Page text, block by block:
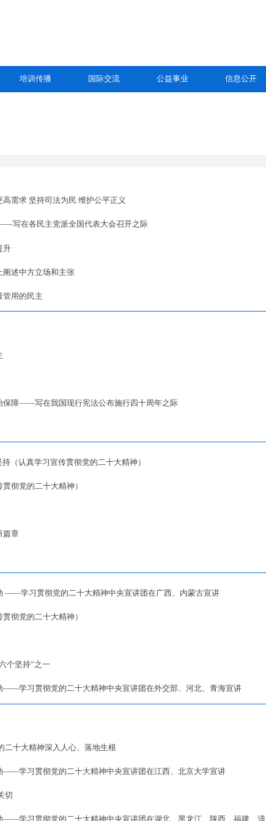
培训传播 国际交流 公益事业 信息公开
需求 坚持司法为民 维护公平正义
写在各民主党派全国代表大会召开之际
升
述中方立场和主张
管用的民主
保障——写在我国现行宪法公布施行四十周年之际
（认真学习宣传贯彻党的二十大精神）
彻党的二十大精神）
篇章
——学习贯彻党的二十大精神中央宣讲团在广西、内蒙古宣讲
彻党的二十大精神）
个坚持”之一
——学习贯彻党的二十大精神中央宣讲团在外交部、河北、青海宣讲
二十大精神深入人心、落地生根
——学习贯彻党的二十大精神中央宣讲团在江西、北京大学宣讲
切
——学习贯彻党的二十大精神中央宣讲团在湖北、黑龙江、陕西、福建、清